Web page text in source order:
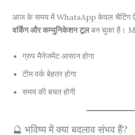
आज के समय में WhatsApp केवल चैटिंग
वर्किंग और कम्युनिकेशन टूलबन चुका है।
ग्रुप मैनेजमेंट आसान होगा
टीम वर्क बेहतर होगा
समय की बचत होगी
🔮 भविष्य में क्या बदलाव संभव हैं?